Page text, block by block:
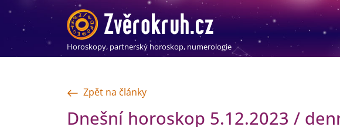
Horoskopy, partnerský horoskop, numerologie
Zpět na články
Dnešní horoskop 5.12.2023 /